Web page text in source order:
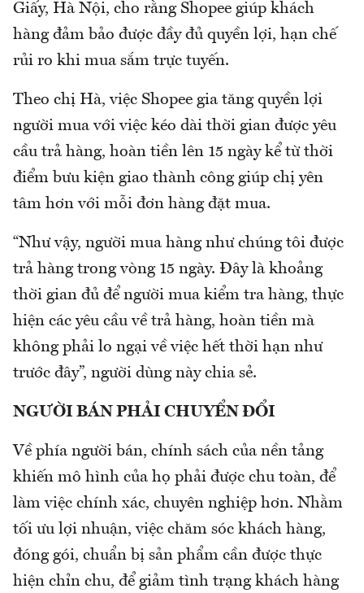
Giấy, Hà Nội, cho rằng Shopee giúp khách
hàng đảm bảo được đầy đủ quyền lợi, hạn chế
rủi ro khi mua sắm trực tuyến.
Theo chị Hà, việc Shopee gia tăng quyền lợi
người mua với việc kéo dài thời gian được yêu
cầu trả hàng, hoàn tiền lên 15 ngày kể từ thời
điểm bưu kiện giao thành công giúp chị yên
tâm hơn với mỗi đơn hàng đặt mua.
“Như vậy, người mua hàng như chúng tôi được
trả hàng trong vòng 15 ngày. Đây là khoảng
thời gian đủ để người mua kiểm tra hàng, thực
hiện các yêu cầu về trả hàng, hoàn tiền mà
không phải lo ngại về việc hết thời hạn như
trước đây”, người dùng này chia sẻ.
NGƯỜI BÁN PHẢI CHUYỂN ĐỔI
Về phía người bán, chính sách của nền tảng
khiến mô hình của họ phải được chu toàn, để
làm việc chính xác, chuyên nghiệp hơn. Nhằm
tối ưu lợi nhuận, việc chăm sóc khách hàng,
đóng gói, chuẩn bị sản phẩm cần được thực
hiện chỉn chu, để giảm tình trạng khách hàng